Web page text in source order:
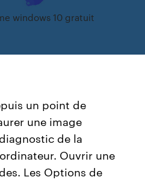
windows 10 gratuit
un point de
une image
de la
Ouvrir une
Les Options de